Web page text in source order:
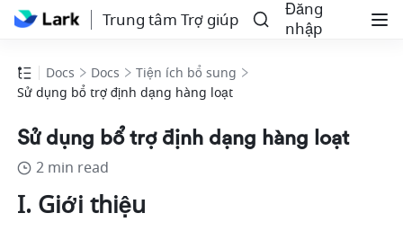
Trung tâm Trợ giúp
Đăng
nhập
Docs Docs
Tiện ích bổ sung
Sử dụng bổ trợ định dạng hàng loạt
Sử dụng bổ trợ định dạng hàng loạt
2 min read
I. Giới thiệu